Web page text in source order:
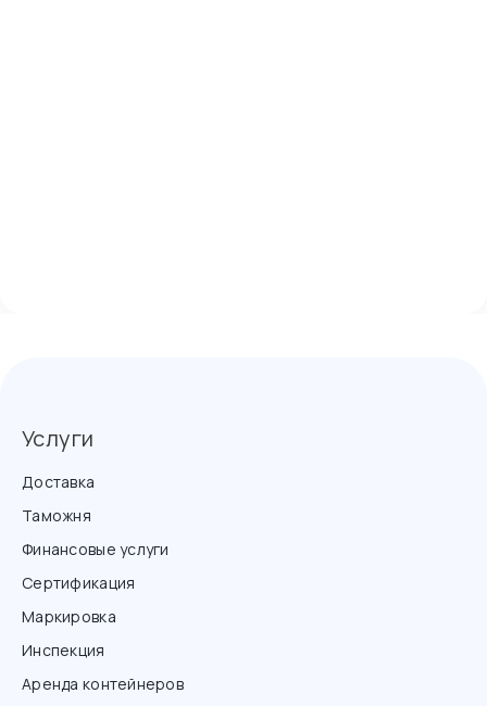
Услуги
Доставка
Таможня
Финансовые услуги
Сертификация
Маркировка
Инспекция
Аренда контейнеров